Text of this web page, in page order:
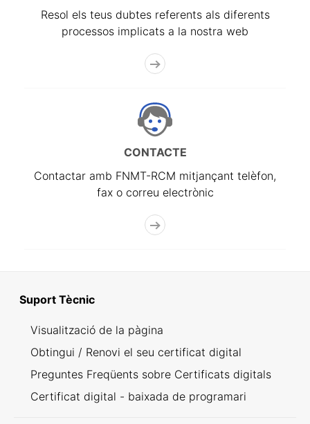
Resol els teus dubtes referents als diferents
processos implicats a la nostra web
CONTACTE
Contactar amb FNMT-RCM mitjançant telèfon,
fax o correu electrònic
Suport Tècnic
Visualització de la pàgina
Obtingui / Renovi el seu certificat digital
Preguntes Freqüents sobre Certificats digitals
Certificat digital - baixada de programari